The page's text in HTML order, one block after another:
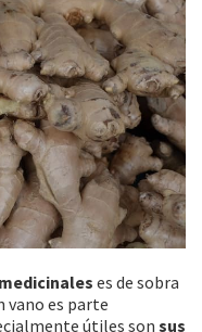
es de sobra
vano es parte
útiles son sus